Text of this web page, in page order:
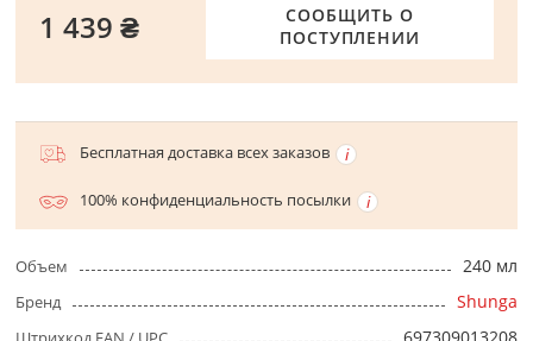
СООБЩИТЬ О
ПОСТУПЛЕНИИ
1 439 ₴
Бесплатная доставка всех заказов
100% конфиденциальность посылки
Объем 240 мл
Бренд Shunga